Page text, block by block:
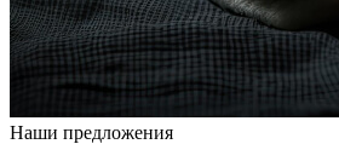
Наши предложения